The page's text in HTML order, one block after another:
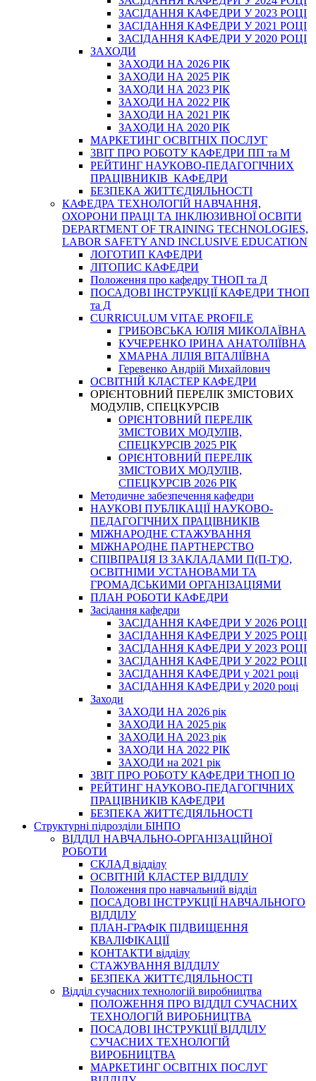
ЗАСІДАННЯ КАФЕДРИ У 2023 РОЦІ
ЗАСІДАННЯ КАФЕДРИ У 2021 РОЦІ
ЗАСІДАННЯ КАФЕДРИ У 2020 РОЦІ
ЗАХОДИ
ЗАХОДИ НА 2026 РІК
ЗАХОДИ НА 2025 РІК
ЗАХОДИ НА 2023 РІК
ЗАХОДИ НА 2022 РІК
ЗАХОДИ НА 2021 РІК
ЗАХОДИ НА 2020 РІК
МАРКЕТИНГ ОСВІТНІХ ПОСЛУГ
3BIT ПРО РОБОТУ КАФЕДРИ ПП та М
РЕЙТИНГ НАУКОВО-ПЕДАГОГІЧНИХ
ПРАЦІВНИКІВ КАФЕДРИ
БЕЗПЕКА ЖИТТЄДІЯЛЬНОСТІ
КАФЕДРА ТЕХНОЛОГІЙ НАВЧАННЯ,
ОХОРОНИ ПРАЦІ ТА ІНКЛЮЗИВНОЇ ОСВІТИ
DEPARTMENT OF TRAINING TECHNOLOGIES,
LABOR SAFETY AND INCLUSIVE EDUCATION
ЛОГОТИП КАФЕДРИ
ЛІТОПИС КАФЕДРИ
Положення про кафедру ТНОП та Д
ПОСАДОВІ ІНСТРУКЦІЇ КАФЕДРИ ТНОП
та Д
CURRICULUM VITAE PROFILE
ГРИБОВСЬКА ЮЛІЯ МИКОЛАЇВНА
КУЧЕРЕНКО ІРИНА АНАТОЛІЇВНА
ХМАРНА ЛІЛІЯ ВІТАЛІЇВНА
Геревенко Андрій Михайлович
ОСВІТНІЙ КЛАСТЕР КАФЕДРИ
ОРІЄНТОВНИЙ ПЕРЕЛІК ЗМІСТОВИХ
МОДУЛІВ, СПЕЦКУРСІВ
ОРІЄНТОВНИЙ ПЕРЕЛІК
ЗМІСТОВИХ МОДУЛІВ,
СПЕЦКУРСІВ 2025 РІК
ОРІЄНТОВНИЙ ПЕРЕЛІК
ЗМІСТОВИХ МОДУЛІВ,
СПЕЦКУРСІВ 2026 РІК
Методичне забезпечення кафедри
НАУКОВІ ПУБЛІКАЦІЇ НАУКОВО-
ПЕДАГОГІЧНИХ ПРАЦІВНИКІВ
МІЖНАРОДНЕ СТАЖУВАННЯ
МІЖНАРОДНЕ ПАРТНЕРСТВО
СПІВПРАЦЯ ІЗ ЗАКЛАДАМИ П(П-Т)О,
ОСВІТНІМИ УСТАНОВАМИ ТА
ГРОМАДСЬКИМИ ОРГАНІЗАЦІЯМИ
ПЛАН РОБОТИ КАФЕДРИ
Засідання кафедри
ЗАСІДАННЯ КАФЕДРИ У 2026 РОЦІ
ЗАСІДАННЯ КАФЕДРИ У 2025 РОЦІ
ЗАСІДАННЯ КАФЕДРИ У 2023 РОЦІ
ЗАСІДАННЯ КАФЕДРИ У 2022 РОЦІ
ЗАСІДАННЯ КАФЕДРИ у 2021 році
ЗАСІДАННЯ КАФЕДРИ у 2020 році
Заходи
ЗАХОДИ НА 2026 рік
ЗАХОДИ НА 2025 рік
ЗАХОДИ НА 2023 рік
ЗАХОДИ НА 2022 РІК
ЗАХОДИ на 2021 рік
3BIT ПРО РОБОТУ КАФЕДРИ ТНОП ІО
РЕЙТИНГ НАУКОВО-ПЕДАГОГІЧНИХ
ПРАЦІВНИКІВ КАФЕДРИ
БЕЗПЕКА ЖИТТЄДІЯЛЬНОСТІ
Структурні підрозділи БІНПО
ВІДДІЛ НАВЧАЛЬНО-ОРГАНІЗАЦІЙНОЇ
РОБОТИ
СКЛАД відділу
ОСВІТНІЙ КЛАСТЕР ВІДДІЛУ
Положення про навчальний вiддiл
ПОСАДОВІ ІНСТРУКЦІЇ НАВЧАЛЬНОГО
ВІДДІЛУ
ПЛАН-ГРАФІК ПІДВИЩЕННЯ
КВАЛІФІКАЦІЇ
КОНТАКТИ відділу
СТАЖУВАННЯ ВІДДІЛУ
БЕЗПЕКА ЖИТТЄДІЯЛЬНОСТІ
Відділ сучасних технологій виробництва
ПОЛОЖЕННЯ ПРО ВІДДІЛ СУЧАСНИХ
ТЕХНОЛОГІЙ ВИРОБНИЦТВА
ПОСАДОВІ ІНСТРУКЦІЇ ВІДДІЛУ
СУЧАСНИХ ТЕХНОЛОГІЙ
ВИРОБНИЦТВА
МАРКЕТИНГ ОСВІТНІХ ПОСЛУГ